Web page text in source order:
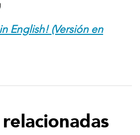
English! (Versión en